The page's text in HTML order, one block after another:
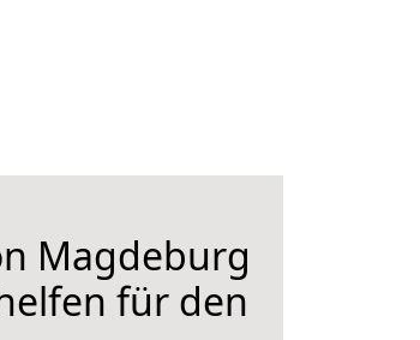
Magdeburg
für den